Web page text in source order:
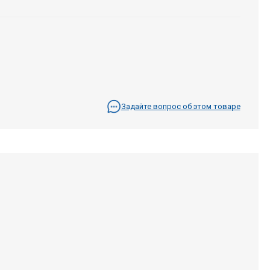
Задайте вопрос об этом товаре